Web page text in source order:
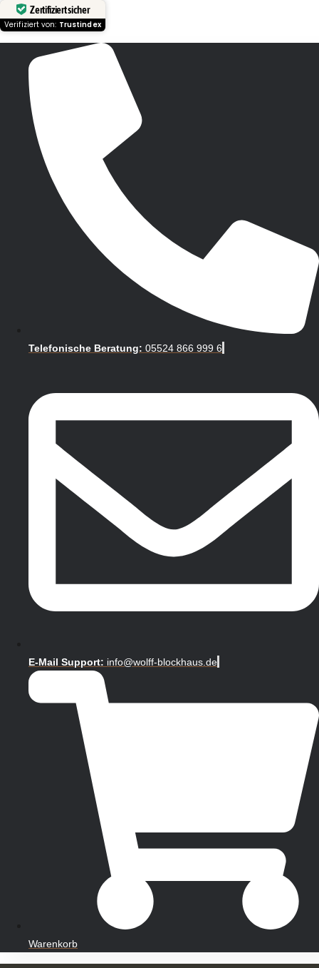
Zertifiziert sicher
Verifiziert von: Trustindex
Telefonische Beratung: 05524 866 999 6
E-Mail Support: info@wolff-blockhaus.de
Warenkorb